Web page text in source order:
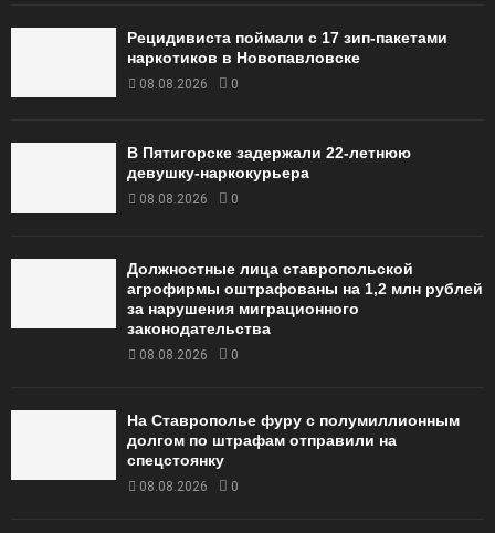
Рецидивиста поймали с 17 зип-пакетами
наркотиков в Новопавловске
08.08.2026 0
В Пятигорске задержали 22-летнюю
девушку-наркокурьера
08.08.2026 0
Должностные лица ставропольской
агрофирмы оштрафованы на 1,2 млн рублей
за нарушения миграционного
законодательства
08.08.2026 0
На Ставрополье фуру с полумиллионным
долгом по штрафам отправили на
спецстоянку
08.08.2026 0